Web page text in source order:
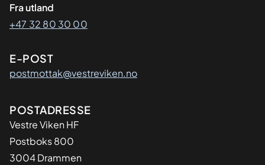
Fra utland
+47 32 80 30 00
E-POST
postmottak@vestreviken.no
Adresse
POSTADRESSE
Vestre Viken HF
Postboks 800
3004 Drammen